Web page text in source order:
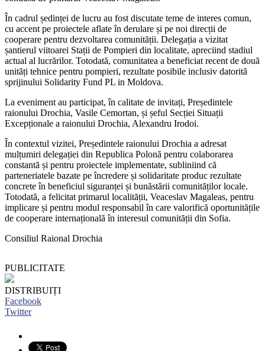
În cadrul ședinței de lucru au fost discutate teme de interes comun,
cu accent pe proiectele aflate în derulare și pe noi direcții de
cooperare pentru dezvoltarea comunității. Delegația a vizitat
șantierul viitoarei Stații de Pompieri din localitate, apreciind stadiul
actual al lucrărilor. Totodată, comunitatea a beneficiat recent de două
unități tehnice pentru pompieri, rezultate posibile inclusiv datorită
sprijinului Solidarity Fund PL in Moldova.
La eveniment au participat, în calitate de invitați, Președintele
raionului Drochia, Vasile Cemortan, și șeful Secției Situații
Excepționale a raionului Drochia, Alexandru Irodoi.
În contextul vizitei, Președintele raionului Drochia a adresat
mulțumiri delegației din Republica Polonă pentru colaborarea
constantă și pentru proiectele implementate, subliniind că
parteneriatele bazate pe încredere și solidaritate produc rezultate
concrete în beneficiul siguranței și bunăstării comunităților locale.
Totodată, a felicitat primarul localității, Veaceslav Magaleas, pentru
implicare și pentru modul responsabil în care valorifică oportunitățile
de cooperare internațională în interesul comunității din Sofia.
Consiliul Raional Drochia
PUBLICITATE
DISTRIBUIȚI
Facebook
Twitter